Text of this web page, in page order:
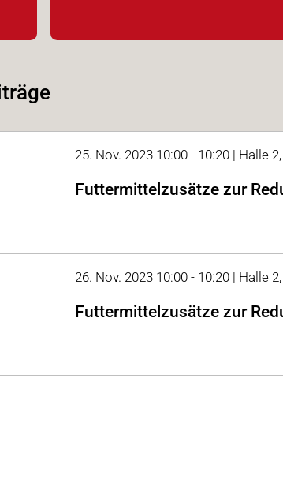
25. Nov. 2023 10:00 - 10:20 | Halle
Futtermittelzusätze zur
26. Nov. 2023 10:00 - 10:20 | Halle 2,
Futtermittelzusätze zur